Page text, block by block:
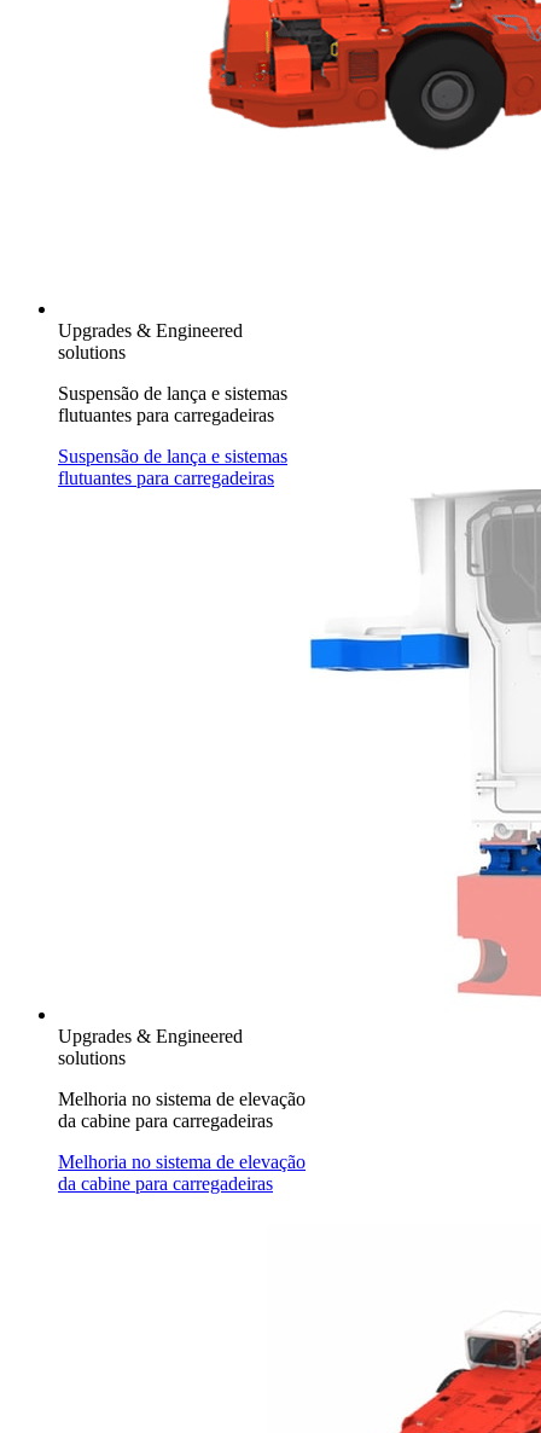
Upgrades & Engineered
solutions
Suspensão de lança e sistemas
flutuantes para carregadeiras
Suspensão de lança e sistemas
flutuantes para carregadeiras
Upgrades & Engineered
solutions
Melhoria no sistema de elevação
da cabine para carregadeiras
Melhoria no sistema de elevação
da cabine para carregadeiras